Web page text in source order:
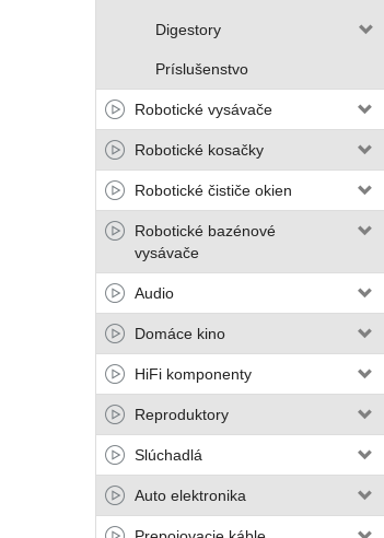
Digestory
Príslušenstvo
Robotické vysávače
Robotické kosačky
Robotické čističe okien
Robotické bazénové
vysávače
Audio
Domáce kino
HiFi komponenty
Reproduktory
Slúchadlá
Auto elektronika